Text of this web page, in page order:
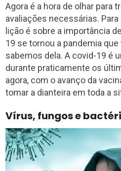
Agora é a hora de olhar para
avaliações necessárias.
lição é sobre a importância
19 se tornou a pandemia
sabemos dela. A covid-19 é
durante praticamente os
agora, com o avanço da
tomar a dianteira em toda a
Vírus, fungos e